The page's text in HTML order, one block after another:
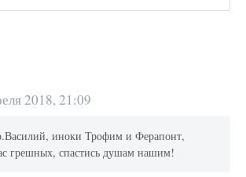
2018, 21:09
иноки Трофим и Ферапонт,
грешных, спастись душам нашим!